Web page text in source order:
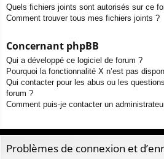
Quels fichiers joints sont autorisés sur ce
Comment trouver tous mes fichiers joints ?
Concernant phpBB
Qui a développé ce logiciel de forum ?
Pourquoi la fonctionnalité X n’est pas
Qui contacter pour les abus ou les
forum ?
Comment puis-je contacter un
Problèmes de connexion et